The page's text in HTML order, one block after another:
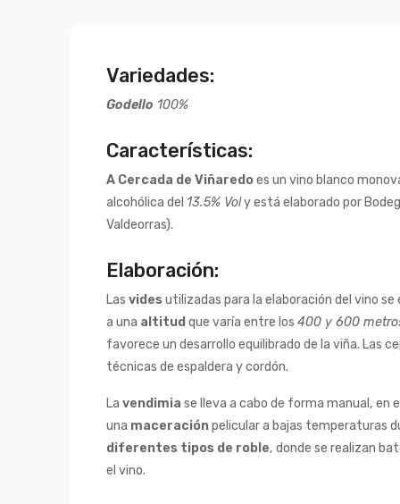
Variedades:
Godello 100%
Características:
A Cercada de Viñaredoes un vino blanco
alcohólica del 13.5% Voly está elaborado por
Valdeorras).
Elaboración:
Lasvides utilizadas para la elaboración del vino
a una altitud que varía entre los400 y 600
favorece un desarrollo equilibrado de la viña. Las
técnicas de espaldera y cordón.
Lavendimia se lleva a cabo de forma manual,
una maceraciónpelicular a bajas temperaturas
diferentes tipos de roble, donde se realizan
el vino.